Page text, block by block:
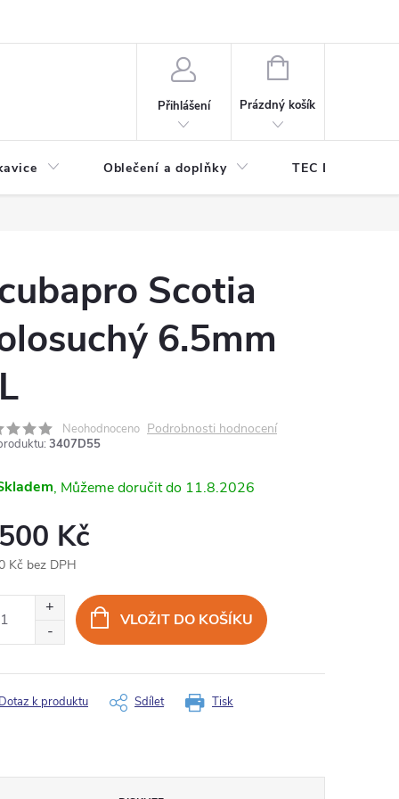
Přihlášení
NÁKUPNÍ
Prázdný košík
Oblečení a doplňky TEC DIVE
Scotia
6.5mm
Neohodnoceno Podrobnosti hodnocení
3407D55
11.8.2026
Kč
Kč bez DPH
VLOŽIT DO KOŠÍKU
Tisk
Dotaz k produktu Sdílet